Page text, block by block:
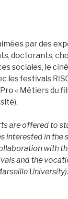
par des
doctorants,
sociales, le
les festivals
« Métiers du
are offered to
interested in the
with
and the
University).